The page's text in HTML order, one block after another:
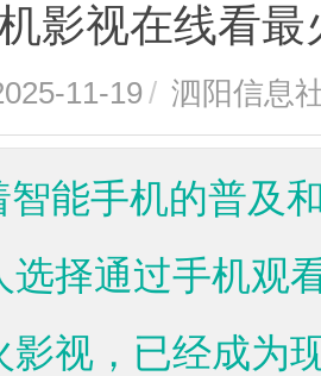
影视在线看
11-19 / 泗阳信息
智能手机的普及
选择通过手机观
影视，已经成为